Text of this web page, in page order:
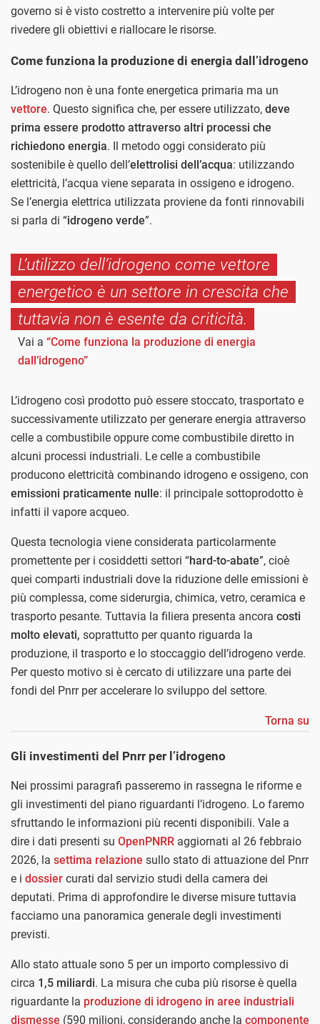
governo si è visto costretto a intervenire più volte per
rivedere gli obiettivi e riallocare le risorse.
Come funziona la produzione di energia dall’idrogeno
L’idrogeno non è una fonte energetica primaria ma un
vettore. Questo significa che, per essere utilizzato, deve
prima essere prodotto attraverso altri processi che
richiedono energia. Il metodo oggi considerato più
sostenibile è quello dell’elettrolisi dell’acqua: utilizzando
elettricità, l’acqua viene separata in ossigeno e idrogeno.
Se l’energia elettrica utilizzata proviene da fonti rinnovabili
si parla di “idrogeno verde”.
L’utilizzo dell’idrogeno come vettore
energetico è un settore in crescita che
tuttavia non è esente da criticità.
Vai a “Come funziona la produzione di energia
dall’idrogeno”
L’idrogeno così prodotto può essere stoccato, trasportato e
successivamente utilizzato per generare energia attraverso
celle a combustibile oppure come combustibile diretto in
alcuni processi industriali. Le celle a combustibile
producono elettricità combinando idrogeno e ossigeno, con
emissioni praticamente nulle: il principale sottoprodotto è
infatti il vapore acqueo.
Questa tecnologia viene considerata particolarmente
promettente per i cosiddetti settori “hard-to-abate”, cioè
quei comparti industriali dove la riduzione delle emissioni è
più complessa, come siderurgia, chimica, vetro, ceramica e
trasporto pesante. Tuttavia la filiera presenta ancora costi
molto elevati, soprattutto per quanto riguarda la
produzione, il trasporto e lo stoccaggio dell’idrogeno verde.
Per questo motivo si è cercato di utilizzare una parte dei
fondi del Pnrr per accelerare lo sviluppo del settore.
Torna su
Gli investimenti del Pnrr per l’idrogeno
Nei prossimi paragrafi passeremo in rassegna le riforme e
gli investimenti del piano riguardanti l’idrogeno. Lo faremo
sfruttando le informazioni più recenti disponibili. Vale a
dire i dati presenti su OpenPNRR aggiornati al 26 febbraio
2026, la settima relazione sullo stato di attuazione del Pnrr
e i dossier curati dal servizio studi della camera dei
deputati. Prima di approfondire le diverse misure tuttavia
facciamo una panoramica generale degli investimenti
previsti.
Allo stato attuale sono 5 per un importo complessivo di
circa 1,5 miliardi. La misura che cuba più risorse è quella
riguardante la produzione di idrogeno in aree industriali
dismesse (590 milioni, considerando anche la componente